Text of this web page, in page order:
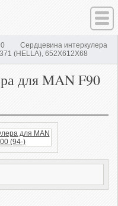
Сердцевина интеркулера
(HELLA), 652X612X68
для MAN F90